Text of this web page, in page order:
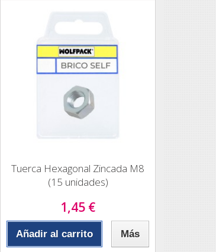
Tuerca Hexagonal Zincada M8
(15 unidades)
1,45 €
Añadir al carrito Más